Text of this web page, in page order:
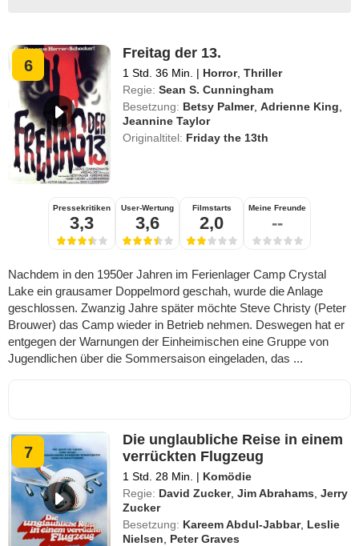
6
Freitag der 13.
1 Std. 36 Min. | Horror,Thriller
Regie: Sean S. Cunningham
Besetzung: Betsy Palmer,Adrienne King
Jeannine Taylor
Originaltitel: Friday the 13th
Pressekritiken
3,3
User-Wertung
3,6
Filmstarts
2,0
Meine Freunde
--
Nachdem in den 1950er Jahren im Ferienlager Camp Crystal
Lake ein grausamer Doppelmord geschah, wurde die Anlage
geschlossen. Zwanzig Jahre später möchte Steve Christy (Peter
Brouwer) das Camp wieder in Betrieb nehmen. Deswegen hat er
entgegen der Warnungen der Einheimischen eine Gruppe von
Jugendlichen über die Sommersaison eingeladen, das ...
7
Die unglaubliche Reise in einem
verrückten Flugzeug
1 Std. 28 Min. | Komödie
Regie: David Zucker,Jim Abrahams ,Jerry
Zucker
Besetzung: Kareem Abdul-Jabbar, Leslie
Nielsen
Peter Graves